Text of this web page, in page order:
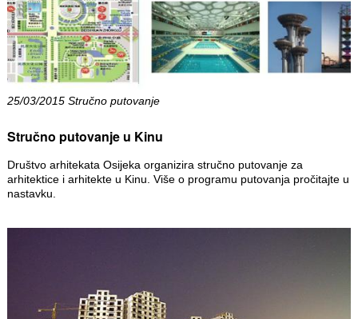
25/03/2015 Stručno putovanje
Stručno putovanje u Kinu
Društvo arhitekata Osijeka organizira stručno putovanje za
arhitektice i arhitekte u Kinu. Više o programu putovanja pročitajte u
nastavku.